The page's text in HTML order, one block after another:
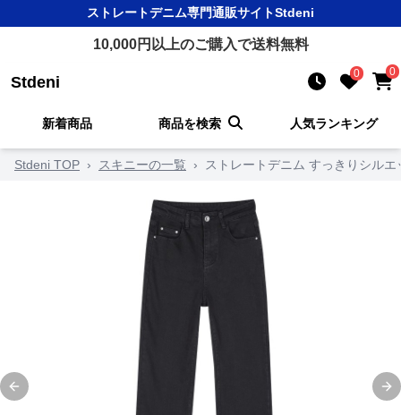
ストレートデニム専門通販サイトStdeni
10,000円以上のご購入で送料無料
Stdeni 0 0
新着商品 商品を検索 人気ランキング
Stdeni TOP › スキニーの一覧 › ストレートデニム すっきりシル
Previous slide